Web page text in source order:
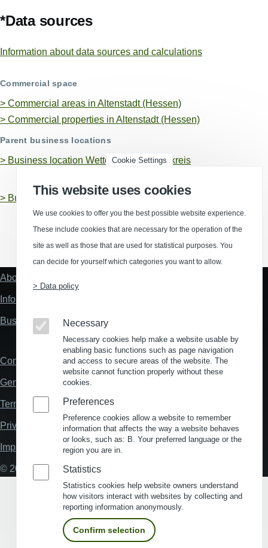
*Data sources
Information about data sources and calculations
Commercial space
> Commercial areas in Altenstadt (Hessen)
> Commercial properties in Altenstadt (Hessen)
Parent business locations
> Business location Wetteraukreis, Landkreis
> Business location Hesse
(Opens in a new window)
(Opens in a new window)
(Opens in a new window)
(Opens in a new
Fußzeile
Links
About us
Information about location analysis in Germany
Business Location Germany
Fußzeile
Contact
General Terms and Conditions
Terms and Conditions of Use
Privacy policy
Imprint
© 2026 My Business Location
Cookie Settings
This website uses cookies
We use cookies to offer you the best possible website experience.
These include cookies that are necessary for the operation of the
site as well as those that are used for statistical purposes. You
can decide for yourself which categories you want to allow.
> Data policy
Necessary
Necessary cookies help make a website usable by
enabling basic functions such as page navigation
and access to secure areas of the website. The
website cannot function properly without these
cookies.
Preferences
Preference cookies allow a website to remember
information that affects the way a website behaves
or looks, such as: B. Your preferred language or the
region you are in.
Statistics
Statistics cookies help website owners understand
how visitors interact with websites by collecting and
reporting information anonymously.
Confirm selection